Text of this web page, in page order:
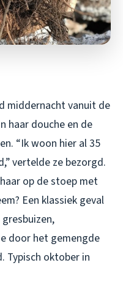
middernacht vanuit de
haar douche en de
“Ik woon hier al 35
vertelde ze bezorgd.
op de stoep met
Een klassiek geval
door het gemengde
Typisch oktober in